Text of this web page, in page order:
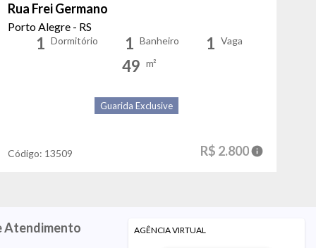
Rua Frei Germano
Porto Alegre - RS
1 Dormitório 1 Banheiro 1 Vaga
49 m²
Guarida Exclusive
Código: 13509 R$ 2.800
Atendimento AGÊNCIA VIRTUAL